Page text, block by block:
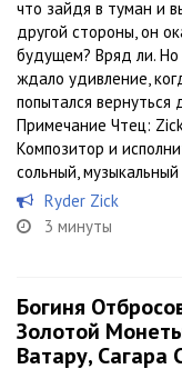
что зайдя в туман и
другой стороны, он
будущем? Вряд ли. Но
ждало удивление,
попытался вернуться
Примечание Чтец:
Композитор и
сольный,
Ryder Zick
3 минуты
Богиня
Золотой
Ватару, Сагара